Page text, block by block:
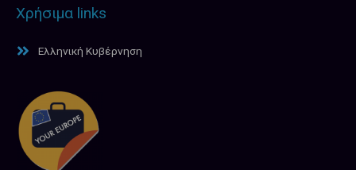
Χρήσιμα links
Ελληνική Κυβέρνηση